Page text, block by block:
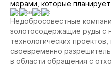
мерами, которые
0 688 0 0
Недобросовестные
золотосодержащие руды с
технологических
своевременно
в области обращения с